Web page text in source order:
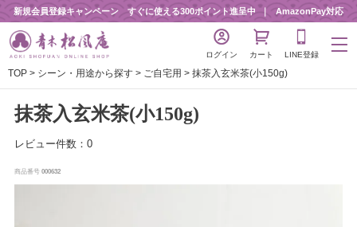
新規会員登録キャンペーン すぐに使える300ポイント進呈中 AmazonPay対応
ログイン カート LINE登録
TOP シーン・用途から探す ご自宅用 抹茶入玄米茶(小150g)
抹茶入玄米茶(小150g)
レビュー件数：0
商品番号 000632